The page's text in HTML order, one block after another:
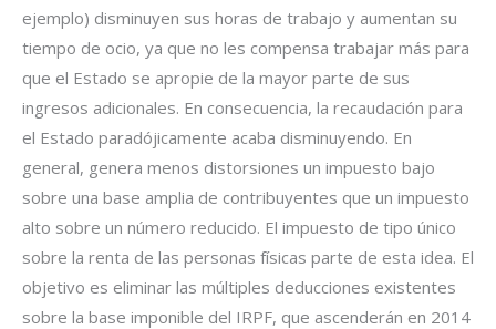
ejemplo) disminuyen sus horas de trabajo y aumentan su
tiempo de ocio, ya que no les compensa trabajar más para
que el Estado se apropie de la mayor parte de sus
ingresos adicionales. En consecuencia, la recaudación para
el Estado paradójicamente acaba disminuyendo. En
general, genera menos distorsiones un impuesto bajo
sobre una base amplia de contribuyentes que un impuesto
alto sobre un número reducido. El impuesto de tipo único
sobre la renta de las personas físicas parte de esta idea. El
objetivo es eliminar las múltiples deducciones existentes
sobre la base imponible del IRPF, que ascenderán en 2014